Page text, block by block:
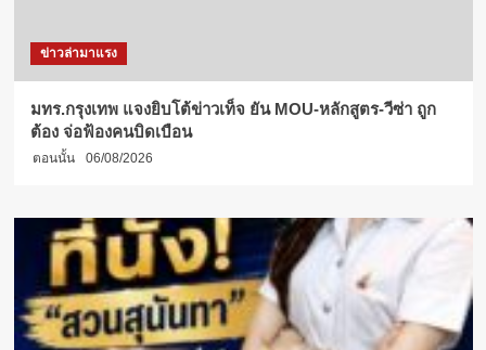
ข่าวล่ามาแรง
มทร.กรุงเทพ แจงยิบโต้ข่าวเท็จ ยัน MOU-หลักสูตร-วีซ่า ถูก
ต้อง จ่อฟ้องคนบิดเบือน
ตอนนั้น 06/08/2026